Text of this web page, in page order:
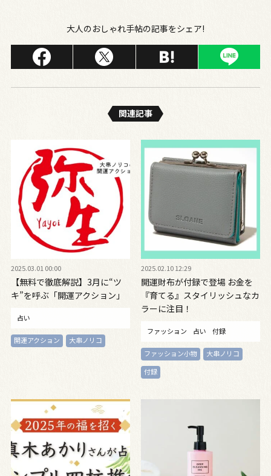
大人のおしゃれ手帖の記事をシェア!
関連記事
2025.03.01 00:00
【無料で徹底解説】3月に“ツ
キ”を呼ぶ「開運アクション」
占い
開運アクション 大串ノリコ
2025.02.10 12:29
開運財布が付録で登場 お金を
『育てる』スタイリッシュなカ
ラーに注目！
ファッション 占い 付録
ファッション小物
大串ノリコ
付録